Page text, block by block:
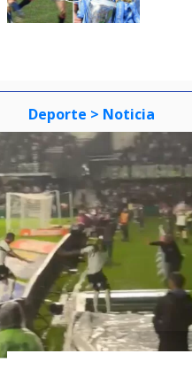
Deporte > Noticia